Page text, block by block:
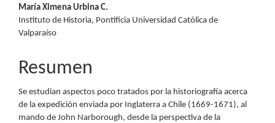
Contenido
principal
artículo
María Ximena Urbina C.
Instituto de Historia, Pontificia Universidad Católica de
Valparaíso
Resumen
Se estudian aspectos poco tratados por la historiografía acerca
de la expedición enviada por Inglaterra a Chile (1669-1671), al
mando de John Narborough, desde la perspectiva de la